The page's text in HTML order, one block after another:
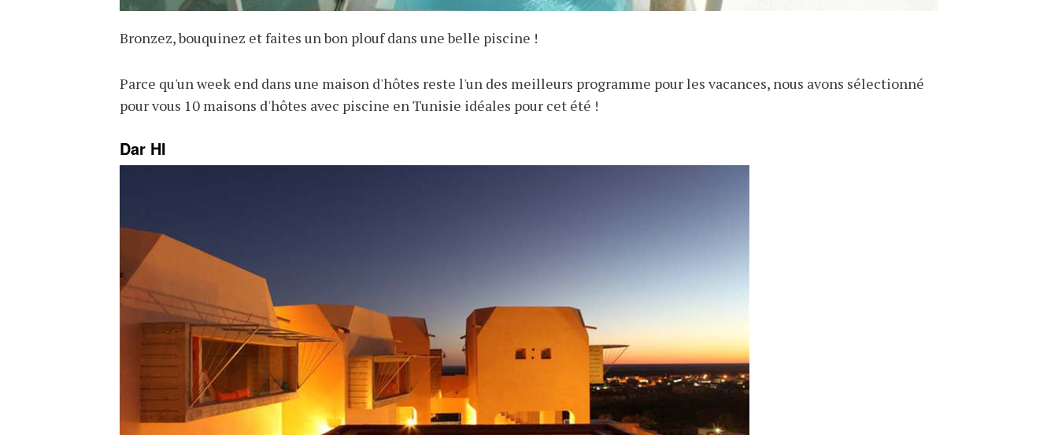
Bronzez, bouquinez et faites un bon plouf dans une belle piscine !
Parce qu'un week end dans une maison d'hôtes reste l'un des meilleurs programme pour les vacances, nous avons sélectionné
pour vous 10 maisons d'hôtes avec piscine en Tunisie idéales pour cet été !
Dar HI